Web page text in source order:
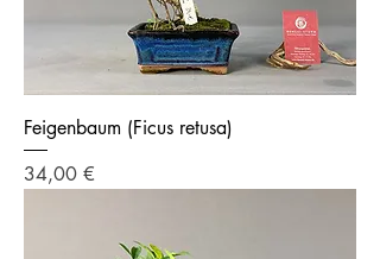
Feigenbaum (Ficus retusa)
Preis
34,00 €